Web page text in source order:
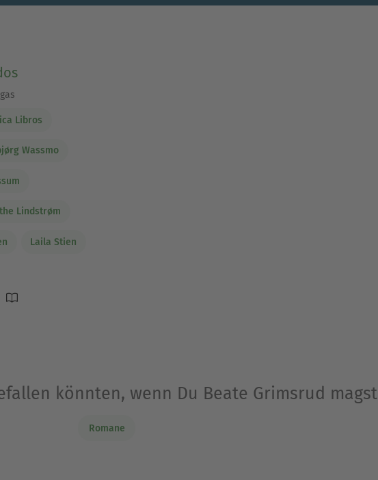
Libros
Wassmo
Lindstrøm
Laila Stien
könnten, wenn Du Beate Grimsrud magst
Romane